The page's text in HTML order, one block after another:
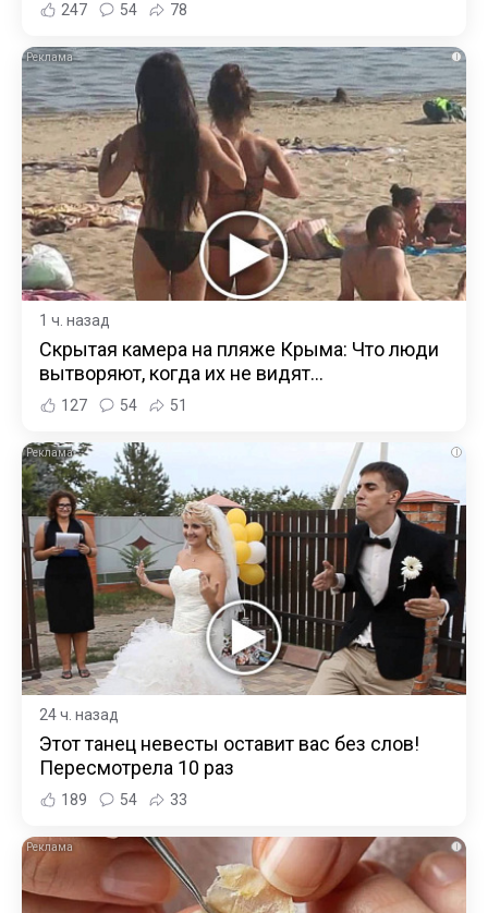
247 54 78
i
1 ч. назад
Скрытая камера на пляже Крыма: Что люди
вытворяют, когда их не видят...
127 54 51
i
24 ч. назад
Этот танец невесты оставит вас без слов!
Пересмотрела 10 раз
189 54 33
i